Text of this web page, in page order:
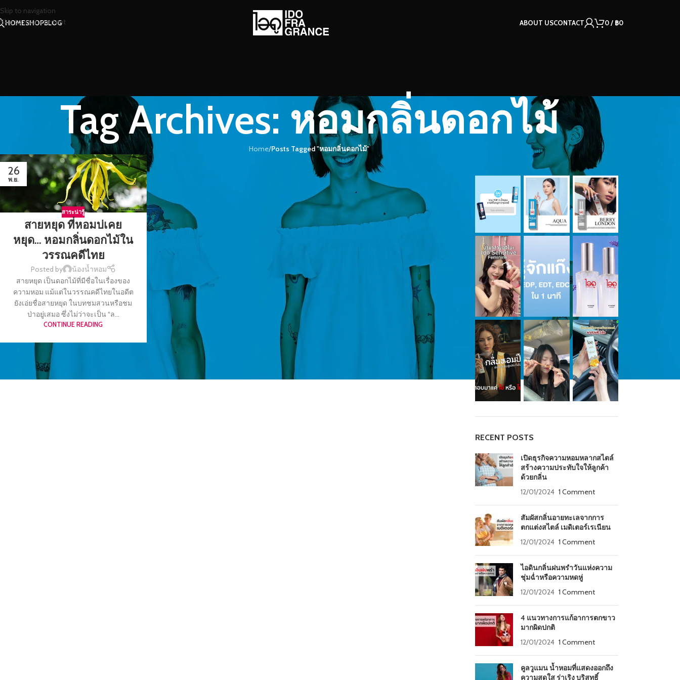
Skip to navigation
Skip to main content
HOMESHOPBLOG ABOUT USCONTACT 0/ ฿0
Tag Archives: หอมกลิ่นดอกไม้
Home/Posts Tagged "หอมกลิ่นดอกไม้"
26
พ.ย.
สาระน่ารู้
สายหยุด ที่หอมบ่เคย
หยุด… หอมกลิ่นดอกไม้ใน
วรรณคดีไทย
Posted by
น้องน้ำหอม
สายหยุด เป็นดอกไม้ที่มีชื่อในเรื่องของ
ความหอม แม้แต่ในวรรณคดีไทยในอดีต
ยังเอ่ยชื่อสายหยุด ในบทชมสวนหรือชม
ป่าอยู่เสมอ ซึ่งไม่ว่าจะเป็น “ล...
CONTINUE READING
OUR INSTAGRAM
RECENT POSTS
เปิดธุรกิจความหอมหลากสไตล์
สร้างความประทับใจให้ลูกค้า
ด้วยกลิ่น
12/01/2024 1 Comment
สัมผัสกลิ่นอายทะเลจากการ
ตกแต่งสไตล์ เมดิเตอร์เรเนียน
12/01/2024 1 Comment
ไอดินกลิ่นฝนพรำวันแห่งความ
ชุ่มฉ่ำหรือความหดหู่
12/01/2024 1 Comment
4 แนวทางการแก้อาการตกขาว
มากผิดปกติ
12/01/2024 1 Comment
คูลวูแมน น้ำหอมที่แสดงออกถึง
ความสดใส ร่าเริง บริสุทธิ์